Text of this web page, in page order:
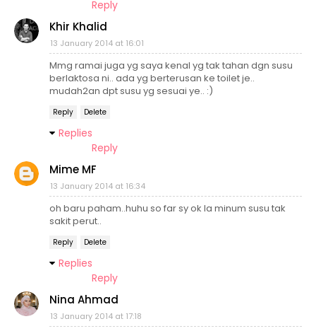
Reply
Khir Khalid
13 January 2014 at 16:01
Mmg ramai juga yg saya kenal yg tak tahan dgn susu
berlaktosa ni.. ada yg berterusan ke toilet je..
mudah2an dpt susu yg sesuai ye.. :)
Reply Delete
Replies
Reply
Mime MF
13 January 2014 at 16:34
oh baru paham..huhu so far sy ok la minum susu tak
sakit perut..
Reply Delete
Replies
Reply
Nina Ahmad
13 January 2014 at 17:18